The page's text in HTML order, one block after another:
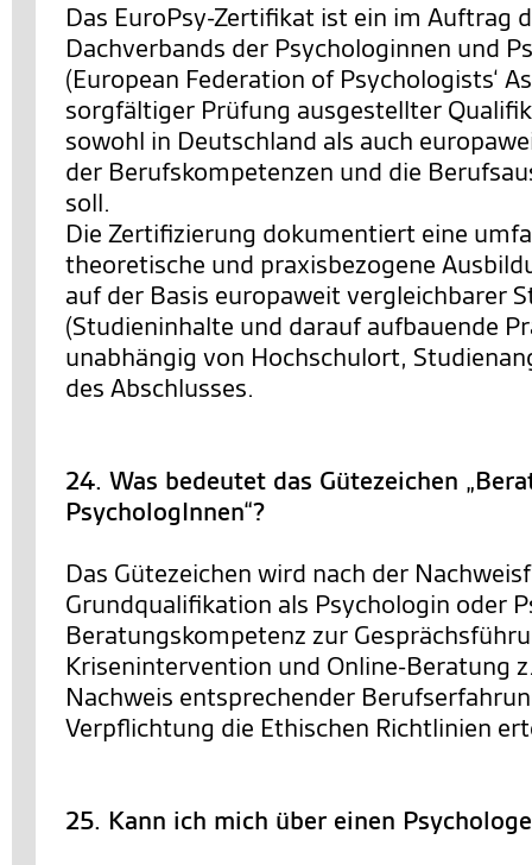
Das EuroPsy-Zertifikat ist ein im Auftrag
Dachverbands der Psychologinnen und
(European Federation of Psychologists‘
sorgfältiger Prüfung ausgestellter
sowohl in Deutschland als auch
der Berufskompetenzen und die
soll.
Die Zertifizierung dokumentiert eine
theoretische und praxisbezogene
auf der Basis europaweit vergleichbarer
(Studieninhalte und darauf aufbauende
unabhängig von Hochschulort,
des Abschlusses.
24. Was bedeutet das Gütezeichen
PsychologInnen“?
Das Gütezeichen wird nach der
Grundqualifikation als Psychologin oder
Beratungskompetenz zur
Krisenintervention und Online-Beratung
Nachweis entsprechender
Verpflichtung die Ethischen Richtlinien
25. Kann ich mich über einen